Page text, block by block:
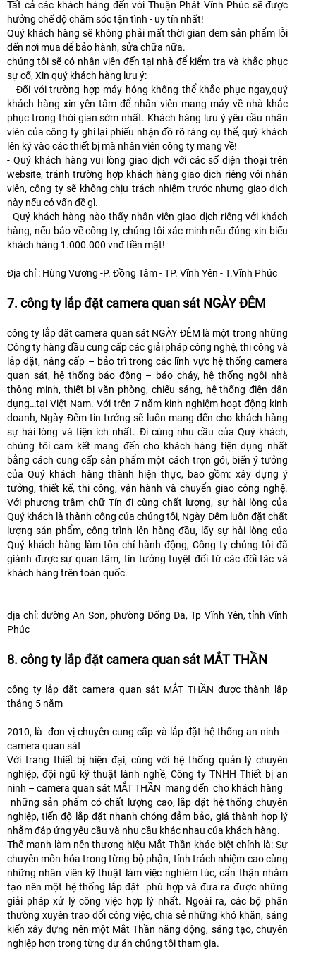
Tất cả các khách hàng đến với Thuận Phát Vĩnh Phúc sẽ được
hưởng chế độ chăm sóc tận tình - uy tín nhất!
Quý khách hàng sẽ không phải mất thời gian đem sản phẩm lỗi
đến nơi mua để bảo hành, sửa chữa nữa.
chúng tôi sẽ có nhân viên đến tại nhà để kiểm tra và khắc phục
sự cố, Xin quý khách hàng lưu ý:
- Đối với trường hợp máy hỏng không thể khắc phục ngay,quý
khách hàng xin yên tâm để nhân viên mang máy về nhà khắc
phục trong thời gian sớm nhất. Khách hàng lưu ý yêu cầu nhân
viên của công ty ghi lại phiếu nhận đồ rõ ràng cụ thể, quý khách
lên ký vào các thiết bị mà nhân viên công ty mang về!
- Quý khách hàng vui lòng giao dịch với các số điện thoại trên
website, tránh trường hợp khách hàng giao dịch riêng với nhân
viên, công ty sẽ không chịu trách nhiệm trước nhưng giao dịch
này nếu có vấn đề gì.
- Quý khách hàng nào thấy nhân viên giao dịch riêng với khách
hàng, nếu báo về công ty, chúng tôi xác minh nếu đúng xin biếu
khách hàng 1.000.000 vnđ tiền mặt!
Địa chỉ : Hùng Vương -P. Đồng Tâm - TP. Vĩnh Yên - T.Vĩnh Phúc
7. công ty lắp đặt camera quan sát NGÀY ĐÊM
công ty lắp đặt camera quan sát NGÀY ĐÊM là một trong những
Công ty hàng đầu cung cấp các giải pháp công nghệ, thi công và
lắp đặt, nâng cấp – bảo trì trong các lĩnh vực hệ thống camera
quan sát, hệ thống báo động – báo cháy, hệ thống ngôi nhà
thông minh, thiết bị văn phòng, chiếu sáng, hệ thống điện dân
dụng…tại Việt Nam. Với trên 7 năm kinh nghiệm hoạt động kinh
doanh, Ngày Đêm tin tưởng sẽ luôn mang đến cho khách hàng
sự hài lòng và tiện ích nhất. Đi cùng nhu cầu của Quý khách,
chúng tôi cam kết mang đến cho khách hàng tiện dụng nhất
bằng cách cung cấp sản phẩm một cách trọn gói, biến ý tưởng
của Quý khách hàng thành hiện thực, bao gồm: xây dựng ý
tưởng, thiết kế, thi công, vận hành và chuyển giao công nghệ.
Với phương trâm chữ Tín đi cùng chất lượng, sự hài lòng của
Quý khách là thành công của chúng tôi, Ngày Đêm luôn đặt chất
lượng sản phẩm, công trình lên hàng đầu, lấy sự hài lòng của
Quý khách hàng làm tôn chỉ hành động, Công ty chúng tôi đã
giành được sự quan tâm, tin tưởng tuyệt đối từ các đối tác và
khách hàng trên toàn quốc.
địa chỉ: đường An Sơn, phường Đống Đa, Tp Vĩnh Yên, tỉnh Vĩnh
Phúc
8. công ty lắp đặt camera quan sát MẮT THẦN
công ty lắp đặt camera quan sát MẮT THẦN được thành lập
tháng 5 năm
2010, là đơn vị chuyên cung cấp và lắp đặt hệ thống an ninh -
camera quan sát
Với trang thiết bị hiện đại, cùng với hệ thống quản lý chuyên
nghiệp, đội ngũ kỹ thuật lành nghề, Công ty TNHH Thiết bị an
ninh – camera quan sát MẮT THẦN mang đến cho khách hàng
những sản phẩm có chất lượng cao, lắp đặt hệ thống chuyên
nghiệp, tiến độ lắp đặt nhanh chóng đảm bảo, giá thành hợp lý
nhằm đáp ứng yêu cầu và nhu cầu khác nhau của khách hàng.
Thế mạnh làm nên thương hiệu Mắt Thần khác biệt chính là: Sự
chuyên môn hóa trong từng bộ phận, tính trách nhiệm cao cùng
những nhân viên kỹ thuật làm việc nghiêm túc, cẩn thận nhằm
tạo nên một hệ thống lắp đặt phù hợp và đưa ra được những
giải pháp xử lý công việc hợp lý nhất. Ngoài ra, các bộ phận
thường xuyên trao đổi công việc, chia sẻ những khó khăn, sáng
kiến xây dựng nên một Mắt Thần năng động, sáng tạo, chuyên
nghiệp hơn trong từng dự án chúng tôi tham gia.